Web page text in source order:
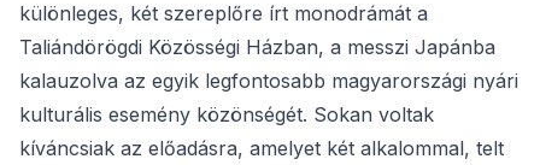
különleges, két szereplőre írt monodrámát a
Taliándörögdi Közösségi Házban, a messzi Japánba
kalauzolva az egyik legfontosabb magyarországi nyári
kulturális esemény közönségét. Sokan voltak
kíváncsiak az előadásra, amelyet két alkalommal, telt